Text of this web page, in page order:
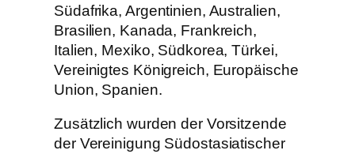
Südafrika, Argentinien, Australien,
Brasilien, Kanada, Frankreich,
Italien, Mexiko, Südkorea, Türkei,
Vereinigtes Königreich, Europäische
Union, Spanien.
Zusätzlich wurden der Vorsitzende
der Vereinigung Südostasiatischer